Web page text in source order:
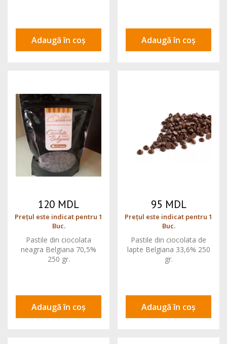
Adaugă în coș Adaugă în coș
120 MDL
Prețul este indicat pentru 1
Buc.
Pastile din ciocolata
neagra Belgiana 70,5%
250 gr.
Adaugă în coș
95 MDL
Prețul este indicat pentru 1
Buc.
Pastile din ciocolata de
lapte Belgiana 33,6% 250
gr.
Adaugă în coș